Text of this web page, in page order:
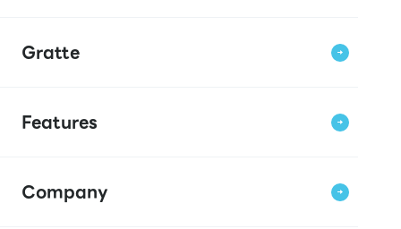
Gratte
Features
Company